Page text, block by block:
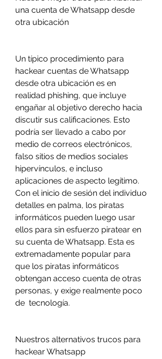
una cuenta de Whatsapp desde
otra ubicación
Un típico procedimiento para
hackear cuentas de Whatsapp
desde otra ubicación es en
realidad phishing, que incluye
engañar al objetivo derecho hacia
discutir sus calificaciones. Esto
podría ser llevado a cabo por
medio de correos electrónicos,
falso sitios de medios sociales
hipervínculos, e incluso
aplicaciones de aspecto legítimo.
Con el inicio de sesión del individuo
detalles en palma, los piratas
informáticos pueden luego usar
ellos para sin esfuerzo piratear en
su cuenta de Whatsapp. Esta es
extremadamente popular para
que los piratas informáticos
obtengan acceso cuenta de otras
personas, y exige realmente poco
de  tecnología.
Nuestros alternativos trucos para
hackear Whatsapp